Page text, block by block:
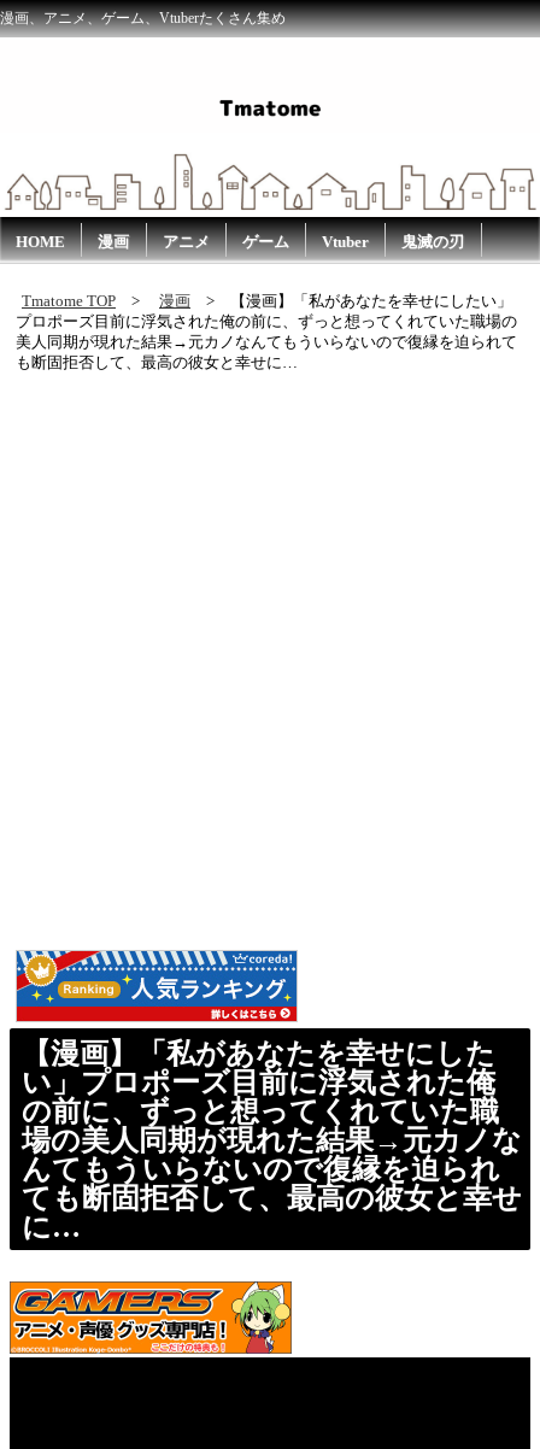
漫画、アニメ、ゲーム、Vtuberたくさん集め
HOME 漫画 アニメ ゲーム Vtuber 鬼滅の刃
Tmatome TOP 漫画
【漫画】「私があなたを幸せにしたい」
プロポーズ目前に浮気された俺の前に、ずっと想ってくれていた職場の
美人同期が現れた結果→元カノなんてもういらないので復縁を迫られて
も断固拒否して、最高の彼女と幸せに…
【漫画】「私があなたを幸せにした
い」プロポーズ目前に浮気された俺
の前に、ずっと想ってくれていた職
場の美人同期が現れた結果→元カノな
んてもういらないので復縁を迫られ
ても断固拒否して、最高の彼女と幸せ
に…